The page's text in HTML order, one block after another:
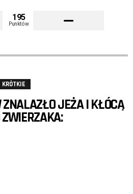
195
Punktów
KRÓTKIE
JEŻA I KŁÓCĄ
ZWIERZAKA: